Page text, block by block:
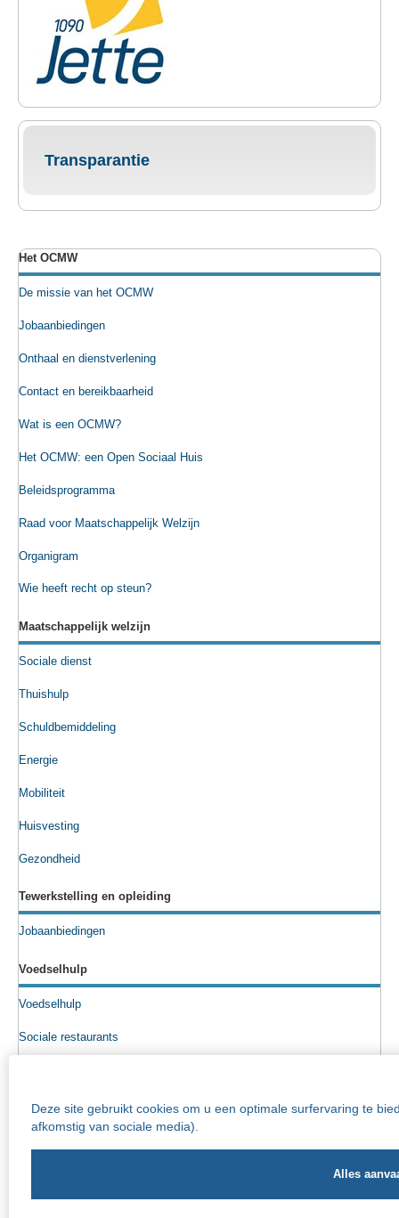
Deze site gebruikt cookies om u een optimale surfervaring te
afkomstig van sociale media).
Transparantie
Het OCMW
De missie van het OCMW
Jobaanbiedingen
Onthaal en dienstverlening
Contact en bereikbaarheid
Wat is een OCMW?
Het OCMW: een Open Sociaal Huis
Beleidsprogramma
Raad voor Maatschappelijk Welzijn
Organigram
Wie heeft recht op steun?
Maatschappelijk welzijn
Sociale dienst
Thuishulp
Schuldbemiddeling
Energie
Mobiliteit
Huisvesting
Gezondheid
Tewerkstelling en opleiding
Jobaanbiedingen
Voedselhulp
Voedselhulp
Sociale restaurants
Sociale kruidenier